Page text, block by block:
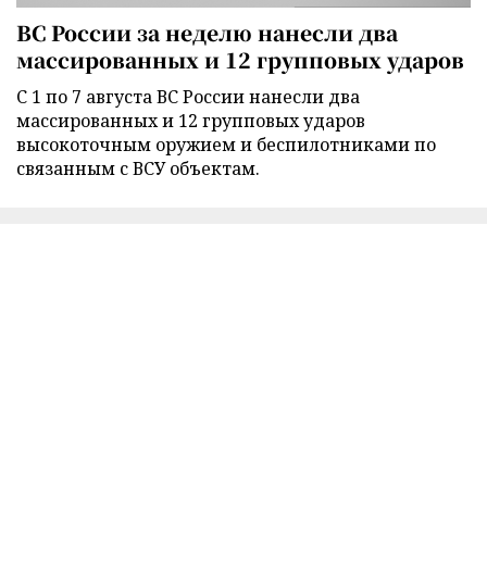
ВС России за неделю нанесли два
массированных и 12 групповых ударов
С 1 по 7 августа ВС России нанесли два
массированных и 12 групповых ударов
высокоточным оружием и беспилотниками по
связанным с ВСУ объектам.